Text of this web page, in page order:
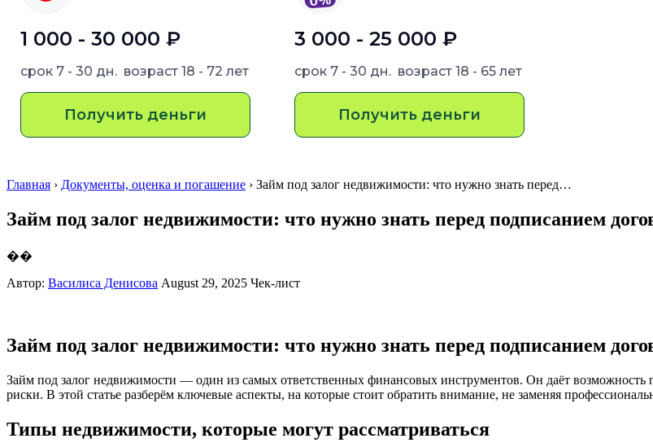
1 000 - 30 000 ₽
срок 7 - 30 дн. возраст 18 - 72 лет
Получить деньги
3 000 - 25 000 ₽
срок 7 - 30 дн. возраст 18 - 65 лет
Получить деньги
Главная › Документы, оценка и погашение › Займ под залог недвижимости: что нужно знать перед…
Займ под залог недвижимости: что нужно знать перед подписанием
��
Автор: Василиса Денисова August 29, 2025 Чек-лист
Займ под залог недвижимости: что нужно знать перед подписанием
Займ под залог недвижимости — один из самых ответственных финансовых инструментов. Он даёт возможность
риски. В этой статье разберём ключевые аспекты, на которые стоит обратить внимание, не заменяя
Типы недвижимости, которые могут рассматриваться